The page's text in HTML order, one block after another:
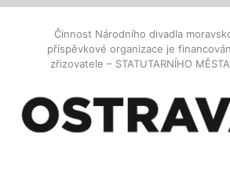
Činnost Národního divadla
příspěvkové organizace je
zřizovatele – STATUTARNÍHO